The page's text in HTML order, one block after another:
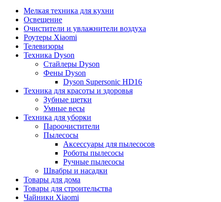
Мелкая техника для кухни
Освещение
Очистители и увлажнители воздуха
Роутеры Xiaomi
Телевизоры
Техника Dyson
Стайлеры Dyson
Фены Dyson
Dyson Supersonic HD16
Техника для красоты и здоровья
Зубные щетки
Умные весы
Техника для уборки
Пароочистители
Пылесосы
Аксессуары для пылесосов
Роботы пылесосы
Ручные пылесосы
Швабры и насадки
Товары для дома
Товары для строительства
Чайники Xiaomi